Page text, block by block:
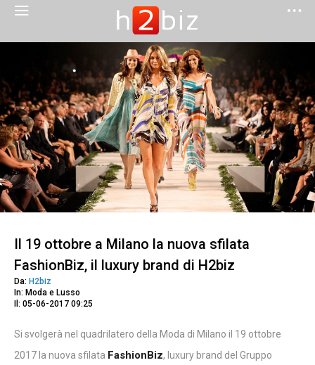
Il 19 ottobre a Milano la nuova sfilata
FashionBiz, il luxury brand di H2biz
Da: H2biz
In: Moda e Lusso
Il: 05-06-2017 09:25
Si svolgerà nel quadrilatero della Moda di Milano il 19 ottobre
2017 la nuova sfilata FashionBiz, luxury brand del Gruppo